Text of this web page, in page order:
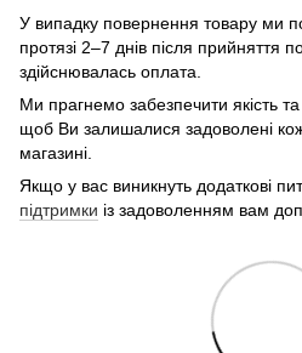
У випадку повернення товару ми
протязі 2–7 днів після прийняття
здійснювалась оплата.
Ми прагнемо забезпечити якість
щоб Ви залишалися задоволені
магазині.
Якщо у вас виникнуть додаткові
підтримки із задоволенням вам